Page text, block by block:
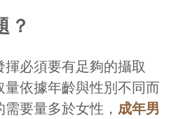
？
必須要有足夠的攝取
依據年齡與性別不同而
要量多於女性， 成年男